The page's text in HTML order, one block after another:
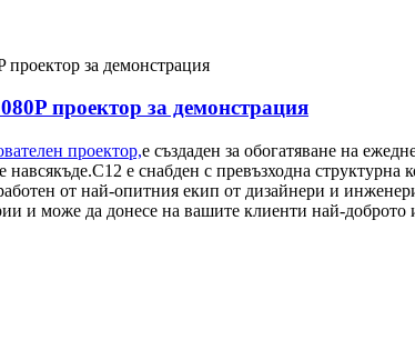
проектор за демонстрация
проектор,е създаден за обогатяване на
навсякъде.C12 е снабден с превъзходна
от най-опитния екип от дизайнери и
и може да донесе на вашите клиенти най-